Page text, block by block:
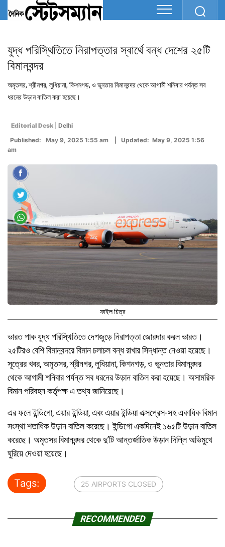
যুদ্ধ পরিস্থিতিতে নিরাপত্তার স্বার্থে বন্ধ দেশের ২৫টি
বিমানবন্দর
অমৃতসর, শ্রীনগর, লুধিয়ানা, কিশনগড়, ও ভুনতার বিমানবন্দর থেকে আগামী শনিবার পর্যন্ত সব
ধরনের উড়ান বাতিল করা হয়েছে।
Editorial Desk
Delhi
Published: May 9, 2025 1:55 am | Updated: May 9, 2025 1:56
am
ফাইল চিত্র
ভারত পাক যুদ্ধ পরিস্থিতিতে দেশজুড়ে নিরাপত্তা জোরদার করল ভারত।
২৫টিরও বেশি বিমানবন্দরে বিমান চলাচল বন্ধ রাখার সিদ্ধান্ত নেওয়া হয়েছে।
সূত্রের খবর, অমৃতসর, শ্রীনগর, লুধিয়ানা, কিশনগড়, ও ভুনতার বিমানবন্দর
থেকে আগামী শনিবার পর্যন্ত সব ধরনের উড়ান বাতিল করা হয়েছে। অসামরিক
বিমান পরিবহন কর্তৃপক্ষ এ তথ্য জানিয়েছে।
এর ফলে ইন্ডিগো, এয়ার ইন্ডিয়া, এবং এয়ার ইন্ডিয়া এক্সপ্রেস-সহ একাধিক বিমান
সংস্থা শতাধিক উড়ান বাতিল করেছে। ইন্ডিগো একদিনেই ১৬৫টি উড়ান বাতিল
করেছে। অমৃতসর বিমানবন্দর থেকে দু’টি আন্তর্জাতিক উড়ান দিল্লি অভিমুখে
ঘুরিয়ে দেওয়া হয়েছে।
Tags: 25 AIRPORTS CLOSED
RECOMMENDED